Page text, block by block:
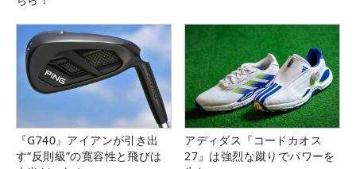
『G740』アイアンが引き出
す“反則級”の寛容性と飛びは
アディダス『コードカオス
27』は強烈な蹴りでパワーを